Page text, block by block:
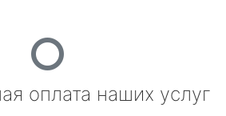
оплата наших услуг